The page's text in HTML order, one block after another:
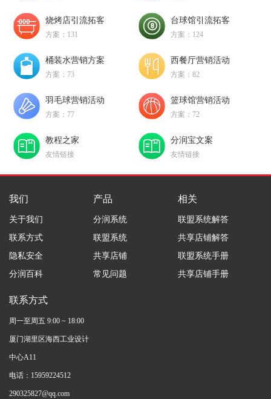
烧烤店引流拓客
方案：131
台球馆引流拓客
方案：124
桶装水营销方案
方案：73
西餐厅营销活动
方案：82
羽毛球营销活动
方案：77
篮球馆营销活动
方案：72
教程之家
友情链接
分润宝文案
友情链接
我们
关于我们
联系方式
隐私安全
分润百科
产品
分润系统
联盟系统
共享店铺
常见问题
相关
联盟系统解答
共享店铺解答
联盟系统手册
共享店铺手册
联系方式
周一至周五 9:00 ~ 18:00
厦门湖里区海西工业设计
中心A11
电话：15959224512
290325827@qq.com